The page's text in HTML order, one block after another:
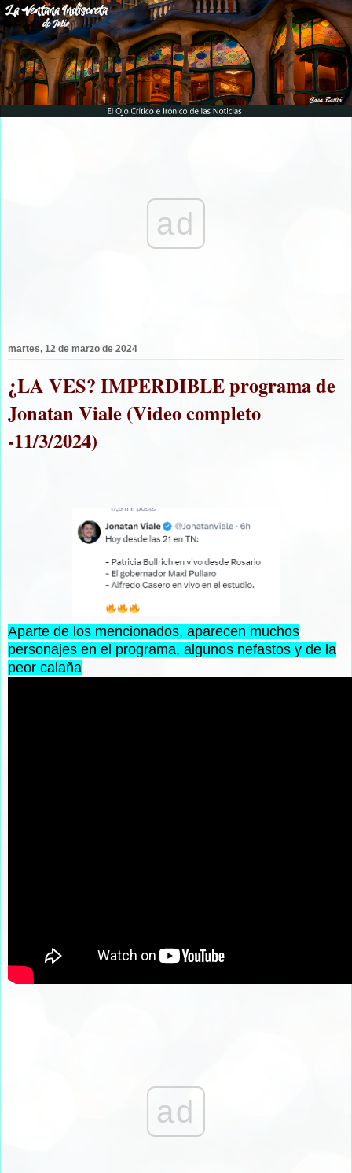
ad
martes, 12 de marzo de 2024
¿LA VES? IMPERDIBLE programa de
Jonatan Viale (Video completo
-11/3/2024)
Aparte de los mencionados, aparecen muchos
personajes en el programa, algunos nefastos y de la
peor calaña
ad